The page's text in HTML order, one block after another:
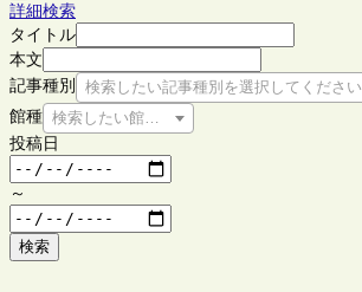
詳細検索
タイトル
本文
記事種別
検索したい記事種別を選択してください
館種 検索したい館種を選択してください
投稿日
～
検索